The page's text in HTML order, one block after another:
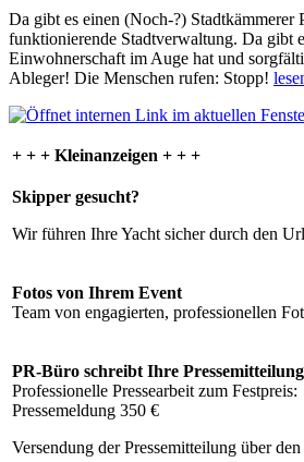
Da gibt es einen (Noch-?) Stadtkämmerer
funktionierende Stadtverwaltung. Da gibt
Einwohnerschaft im Auge hat und
Ableger! Die Menschen rufen: Stopp!
+ + + Kleinanzeigen + + +
Skipper gesucht?
Wir führen Ihre Yacht sicher durch den
Fotos von Ihrem Event
Team von engagierten, professionellen
PR-Büro schreibt Ihre Pressemitteilung
Professionelle Pressearbeit zum Festpreis:
Pressemeldung 350 €
Versendung der Pressemitteilung über